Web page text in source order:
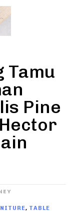
Tamu
Pine
, TABLE